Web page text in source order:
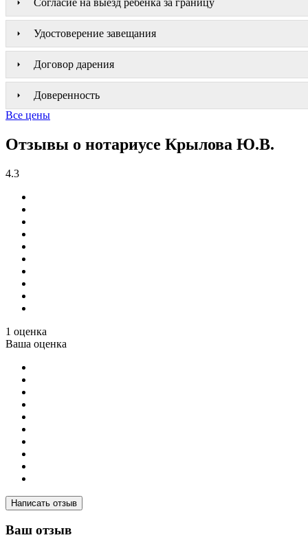
Удостоверение завещания
Договор дарения
Доверенность
Все цены
Отзывы о нотариусе Крылова Ю.В.
4.3
1 оценка
Ваша оценка
Написать отзыв
Ваш отзыв